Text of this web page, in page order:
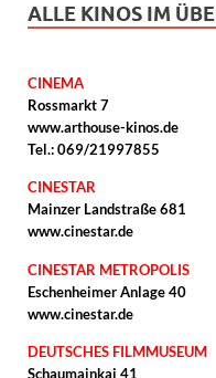
ALLE KINOS IM
CINEMA
Rossmarkt 7
www.arthouse-kinos.de
Tel.: 069/21997855
CINESTAR
Mainzer Landstraße 681
www.cinestar.de
CINESTAR METROPOLIS
Eschenheimer Anlage 40
www.cinestar.de
DEUTSCHES FILMMUSEUM
Schaumainkai 41